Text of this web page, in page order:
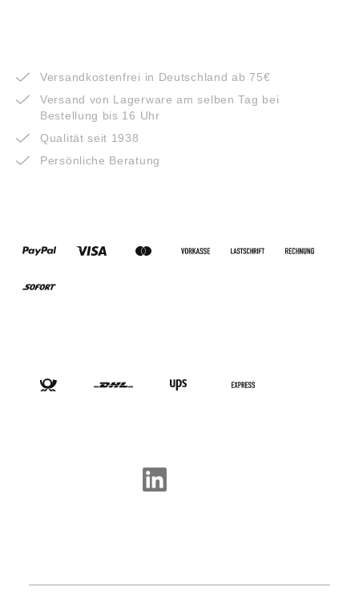
Versandkostenfrei in Deutschland ab 75€
Versand von Lagerware am selben Tag bei
Bestellung bis 16 Uhr
Qualität seit 1938
Persönliche Beratung